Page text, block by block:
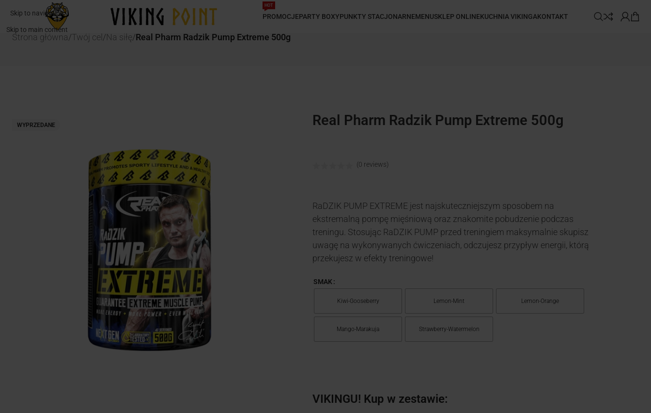
Skip to navigation
Skip to main content
PROMOCJE
HOT
PARTY BOXYPUNKTY STACJONARNEMENUSKLEP ONLINEKUCHNIA VIKINGAKONTAKT
Strona główna/Twój cel /Na siłę/Real Pharm Radzik Pump Extreme 500g
WYPRZEDANE Real Pharm Radzik Pump Extreme 500g
(0 reviews)
RaDZIK PUMP EXTREME jest najskuteczniejszym sposobem na
ekstremalną pompę mięśniową oraz znakomite pobudzenie podczas
treningu. Stosując RaDZIK PUMP przed treningiem maksymalnie skupisz
uwagę na wykonywanych ćwiczeniach, odczujesz przypływ energii, którą
przekujesz w efekty treningowe!
SMAK
Kiwi-Gooseberry Lemon-Mint Lemon-Orange
Mango-Marakuja Strawberry-Watermelon
VIKINGU! Kup w zestawie: